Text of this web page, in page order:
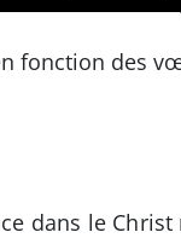
fonction des
dans le